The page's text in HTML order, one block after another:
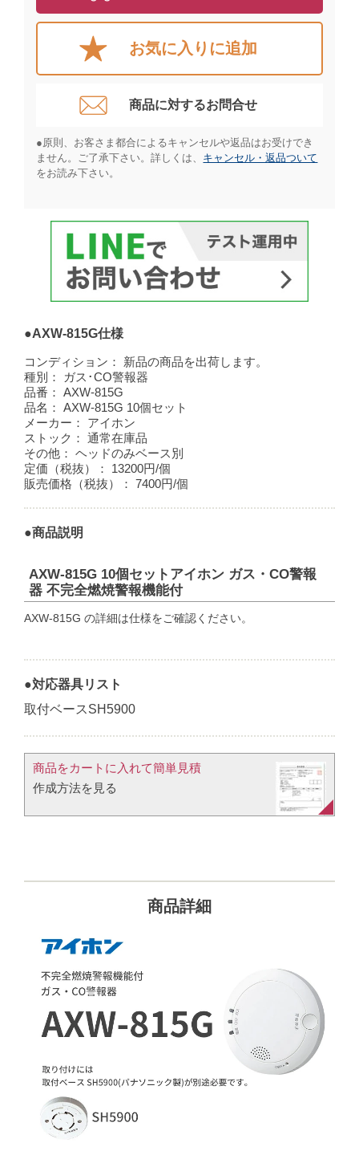
お気に入りに追加
商品に対するお問合せ​
●原則、お客さま都合によるキャンセルや返品はお受けでき
ません。ご了承下さい。詳しくは、 キャンセル・返品ついて
をお読み下さい。​
●AXW-815G仕様
コンディション：
新品の商品を出荷します。
種別：
ガス･CO警報器
品番：
AXW-815G
品名：
AXW-815G 10個セット
メーカー：
アイホン
ストック：
通常在庫品
その他：
ヘッドのみベース別
定価（税抜）：
13200円/個
販売価格（税抜）：
7400円/個
●商品説明
AXW-815G 10個セットアイホン ガス・CO警報
器 不完全燃焼警報機能付
AXW-815G の詳細は仕様をご確認ください。
●対応器具リスト
取付ベースSH5900
商品をカートに入れて簡単見積​
作成方法を見る​​
商品詳細